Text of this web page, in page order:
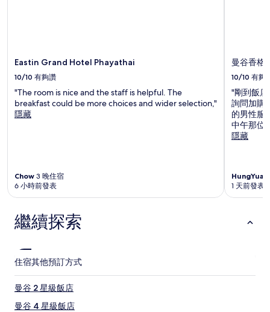
應
能
動，
能
其
款
Eastin Grand Hotel Phayathai
10/10 有夠讚
"The room is nice and the staff is helpful. The
breakfast could be more choices and wider selection,"
隱藏
Chow 3 晚住宿
6 小時前發表
曼谷香格
10/10 有夠
"剛到飯
詢問加購
的男性服
中午那位
隱藏
HungYuan
1 天前發表
繼續探索
住宿其他預訂方式
曼谷 2 星級飯店
曼谷 4 星級飯店